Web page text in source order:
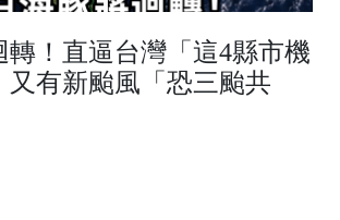
轉！直逼台灣「這4縣市機
有新颱風「恐三颱共